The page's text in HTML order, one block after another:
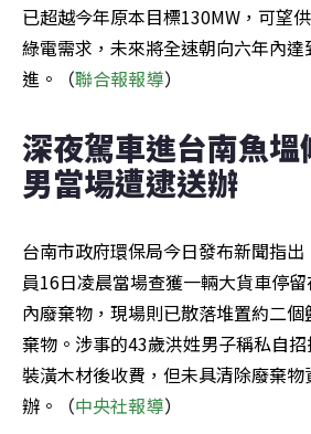
已超越今年原本目標130MW，可望
綠電需求，未來將全速朝向六年內達
進。（聯合報報導）
深夜駕車進台南魚塭
男當場遭逮送辦
台南市政府環保局今日發布新聞指出
員16日凌晨當場查獲一輛大貨車停
內廢棄物，現場則已散落堆置約二
棄物。涉事的43歲洪姓男子稱私自
裝潢木材後收費，但未具清除廢棄
辦。（中央社報導）